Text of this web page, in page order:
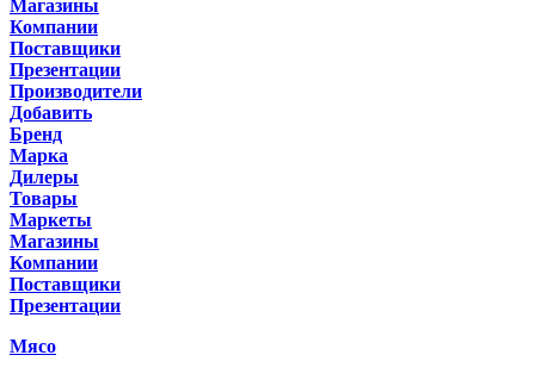
Магазины
Компании
Поставщики
Презентации
Производители
Добавить
Бренд
Марка
Дилеры
Товары
Маркеты
Магазины
Компании
Поставщики
Презентации
Мясо